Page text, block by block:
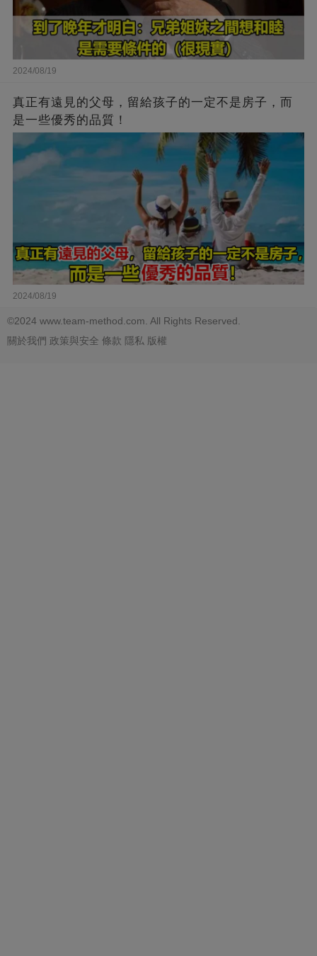
2024/08/19
真正有遠見的父母，留給孩子的一定不是房子，而
是一些優秀的品質！
2024/08/19
©2024 www.team-method.com. All Rights Reserved.
關於我們 政策與安全 條款 隱私 版權